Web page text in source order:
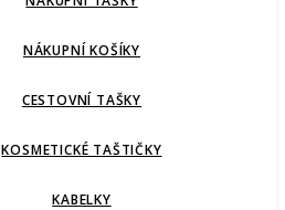
NÁKUPNÍ KOŠÍKY
CESTOVNÍ TAŠKY
KOSMETICKÉ TAŠTIČKY
KABELKY